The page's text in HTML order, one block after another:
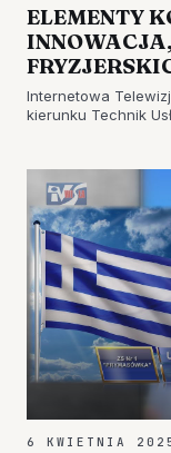
ELEMENTY
Internetowa
kierunku Technik
Still0410_00009[/…
6 KWIETNIA